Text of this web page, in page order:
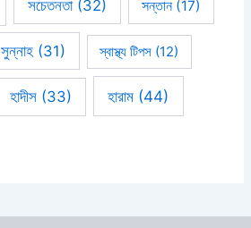
সচেতনতা(32) সন্তান(17)
সুন্নাহ (31) স্বাস্থ্য টিপস (12)
হাদীস(33) হারাম (44)